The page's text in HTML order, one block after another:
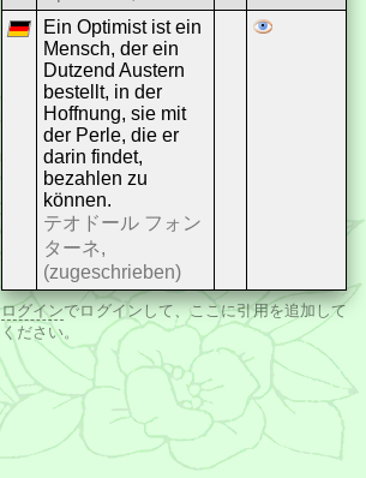
Ein Optimist ist ein
Mensch, der ein
Dutzend Austern
bestellt, in der
Hoffnung, sie mit
der Perle, die er
darin findet,
bezahlen zu
können.
テオドール フォン
ターネ,
(zugeschrieben)
ログインでログインして、ここに引用を追加して
ください。